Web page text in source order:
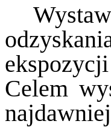
Celem